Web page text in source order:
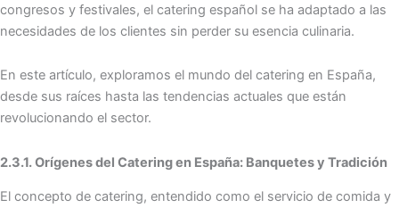
congresos y festivales, el catering español se ha adaptado a las
necesidades de los clientes sin perder su esencia culinaria.
En este artículo, exploramos el mundo del catering en España,
desde sus raíces hasta las tendencias actuales que están
revolucionando el sector.
2.3.1. Orígenes del Catering en España: Banquetes y Tradición
El concepto de catering, entendido como el servicio de comida y